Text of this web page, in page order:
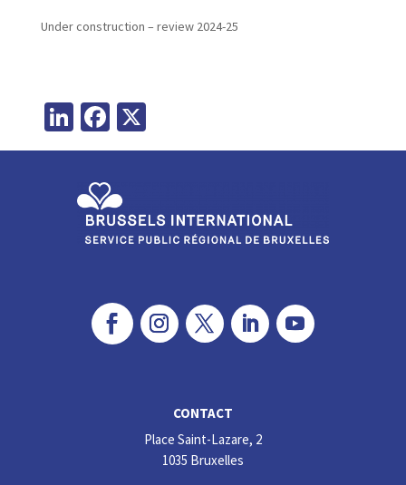
Under construction – review 2024-25
LinkedIn
Facebook
X
CONTACT
Place Saint-Lazare, 2
1035 Bruxelles